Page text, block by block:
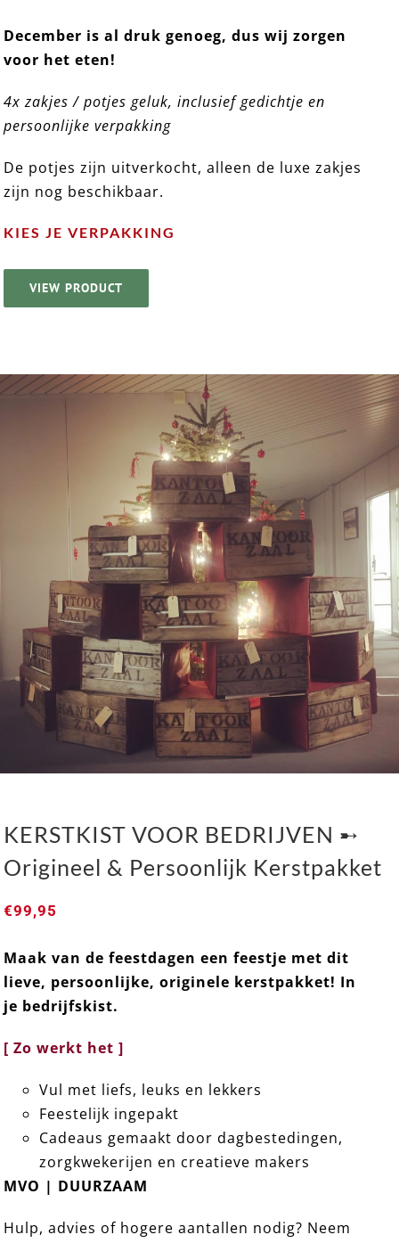
KERSTDIEET ➸ 4x Lekkers
December is al druk genoeg, dus wij zorgen
voor het eten!
4x zakjes / potjes geluk, inclusief gedichtje en
persoonlijke verpakking
De potjes zijn uitverkocht, alleen de luxe zakjes
zijn nog beschikbaar.
KIES JE VERPAKKING
VIEW PRODUCT
KERSTKIST VOOR BEDRIJVEN ➸ Origineel &
Persoonlijk Kerstpakket
KERSTKIST VOOR BEDRIJVEN ➸
Origineel & Persoonlijk Kerstpakket
€99,95
Maak van de feestdagen een feestje met dit
lieve, persoonlijke, originele kerstpakket! In
je bedrijfskist.
[ Zo werkt het ]
Vul met liefs, leuks en lekkers
Feestelijk ingepakt
Cadeaus gemaakt door dagbestedingen,
zorgkwekerijen en creatieve makers
MVO | DUURZAAM
Hulp, advies of hogere aantallen nodig? Neem